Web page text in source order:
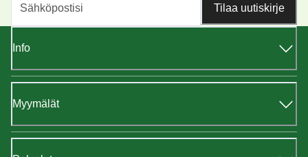
Tilaa uutiskirje
Info
Myymälät